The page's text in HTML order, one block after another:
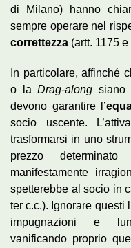
di Milano) hanno
sempre operare nel
correttezza (artt. 1175
In particolare, affinché
o la Drag-along siano
devono garantire l’
socio uscente.
trasformarsi in uno
prezzo
manifestamente
spetterebbe al socio in
ter c.c.). Ignorare questi
impugnazioni e
vanificando proprio